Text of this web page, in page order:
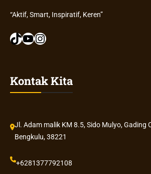
“Aktif, Smart, Inspiratif, Keren”
TikTok YouTube Instagram
Kontak Kita
Jl. Adam malik KM 8.5, Sido Mulyo, Gading
Bengkulu, 38221
+6281377792108